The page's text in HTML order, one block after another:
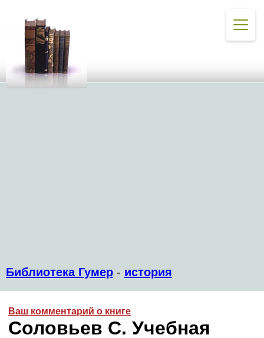
Библиотека Гумер - история
Ваш комментарий о книге
Соловьев С. Учебная